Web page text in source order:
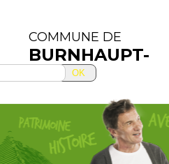
COMMUNE DE
BURNHAUPT-
LE-BAS
OK